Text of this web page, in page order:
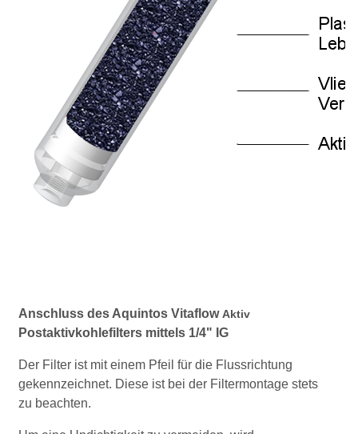
Anschluss des Aquintos Vitaflow Aktiv
Postaktivkohlefilters mittels 1/4" IG
Der Filter ist mit einem Pfeil für die Flussrichtung
gekennzeichnet. Diese ist bei der Filtermontage stets
zu beachten.